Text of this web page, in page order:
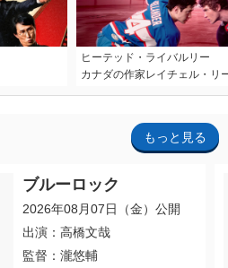
ヒーテッド・ライバルリー
カナダの作家レイチェル・リ
もっと見る
ブルーロック
2026年08月07日（金）公開
出演：高橋文哉
監督：瀧悠輔